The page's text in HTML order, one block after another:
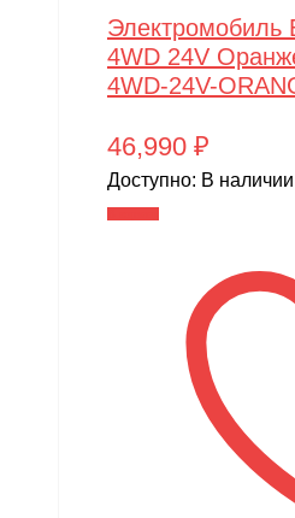
Электромобиль
4WD 24V
4WD-24V-
46,990 ₽
Доступно: В наличии